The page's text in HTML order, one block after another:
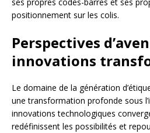
positionnement sur les colis.
Perspectives
innovations
Le domaine de la génération
une transformation profonde sous
innovations technologiques
redéfinissent les possibilités et